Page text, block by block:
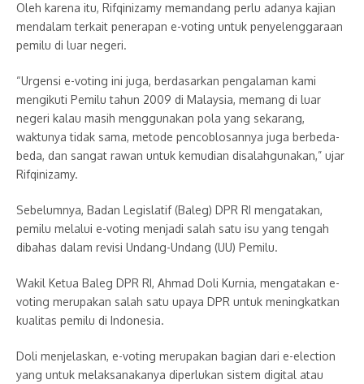
Oleh karena itu, Rifqinizamy memandang perlu adanya kajian
mendalam terkait penerapan e-voting untuk penyelenggaraan
pemilu di luar negeri.
“Urgensi e-voting ini juga, berdasarkan pengalaman kami
mengikuti Pemilu tahun 2009 di Malaysia, memang di luar
negeri kalau masih menggunakan pola yang sekarang,
waktunya tidak sama, metode pencoblosannya juga berbeda-
beda, dan sangat rawan untuk kemudian disalahgunakan,” ujar
Rifqinizamy.
Sebelumnya, Badan Legislatif (Baleg) DPR RI mengatakan,
pemilu melalui e-voting menjadi salah satu isu yang tengah
dibahas dalam revisi Undang-Undang (UU) Pemilu.
Wakil Ketua Baleg DPR RI, Ahmad Doli Kurnia, mengatakan e-
voting merupakan salah satu upaya DPR untuk meningkatkan
kualitas pemilu di Indonesia.
Doli menjelaskan, e-voting merupakan bagian dari e-election
yang untuk melaksanakanya diperlukan sistem digital atau